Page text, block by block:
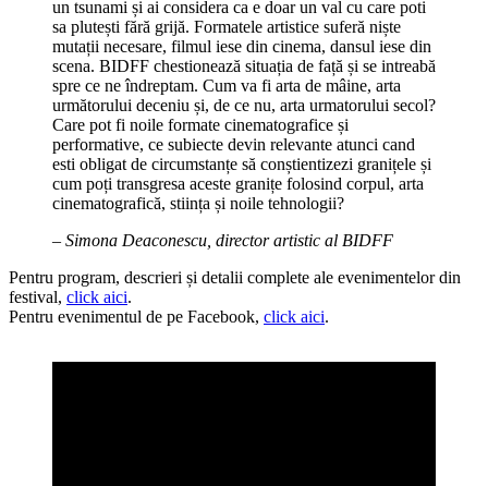
un tsunami și ai considera ca e doar un val cu care poti
sa plutești fără grijă. Formatele artistice suferă niște
mutații necesare, filmul iese din cinema, dansul iese din
scena. BIDFF chestionează situația de față și se intreabă
spre ce ne îndreptam. Cum va fi arta de mâine, arta
următorului deceniu și, de ce nu, arta urmatorului secol?
Care pot fi noile formate cinematografice și
performative, ce subiecte devin relevante atunci cand
esti obligat de circumstanțe să conștientizezi granițele și
cum poți transgresa aceste granițe folosind corpul, arta
cinematografică, stiința și noile tehnologii?
– Simona Deaconescu, director artistic al BIDFF
Pentru program, descrieri și detalii complete ale evenimentelor din
festival, click aici.
Pentru evenimentul de pe Facebook, click aici.